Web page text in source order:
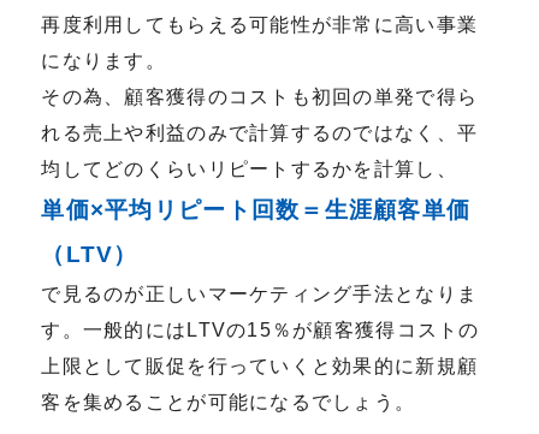
再度利用してもらえる可能性が非常に高い事業
になります。
その為、顧客獲得のコストも初回の単発で得ら
れる売上や利益のみで計算するのではなく、平
均してどのくらいリピートするかを計算し、
単価×平均リピート回数＝生涯顧客単価
（LTV）
で見るのが正しいマーケティング手法となりま
す。一般的にはLTVの15％が顧客獲得コストの
上限として販促を行っていくと効果的に新規顧
客を集めることが可能になるでしょう。